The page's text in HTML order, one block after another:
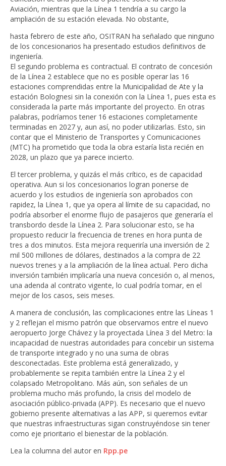
Aviación, mientras que la Línea 1 tendría a su cargo la
ampliación de su estación elevada. No obstante,
hasta febrero de este año, OSITRAN ha señalado que ninguno
de los concesionarios ha presentado estudios definitivos de
ingeniería.
El segundo problema es contractual. El contrato de concesión
de la Línea 2 establece que no es posible operar las 16
estaciones comprendidas entre la Municipalidad de Ate y la
estación Bolognesi sin la conexión con la Línea 1, pues esta es
considerada la parte más importante del proyecto. En otras
palabras, podríamos tener 16 estaciones completamente
terminadas en 2027 y, aun así, no poder utilizarlas. Esto, sin
contar que el Ministerio de Transportes y Comunicaciones
(MTC) ha prometido que toda la obra estaría lista recién en
2028, un plazo que ya parece incierto.
El tercer problema, y quizás el más crítico, es de capacidad
operativa. Aun si los concesionarios logran ponerse de
acuerdo y los estudios de ingeniería son aprobados con
rapidez, la Línea 1, que ya opera al límite de su capacidad, no
podría absorber el enorme flujo de pasajeros que generaría el
transbordo desde la Línea 2. Para solucionar esto, se ha
propuesto reducir la frecuencia de trenes en hora punta de
tres a dos minutos. Esta mejora requeriría una inversión de 2
mil 500 millones de dólares, destinados a la compra de 22
nuevos trenes y a la ampliación de la línea actual. Pero dicha
inversión también implicaría una nueva concesión o, al menos,
una adenda al contrato vigente, lo cual podría tomar, en el
mejor de los casos, seis meses.
A manera de conclusión, las complicaciones entre las Líneas 1
y 2 reflejan el mismo patrón que observamos entre el nuevo
aeropuerto Jorge Chávez y la proyectada Línea 3 del Metro: la
incapacidad de nuestras autoridades para concebir un sistema
de transporte integrado y no una suma de obras
desconectadas. Este problema está generalizado, y
probablemente se repita también entre la Línea 2 y el
colapsado Metropolitano. Más aún, son señales de un
problema mucho más profundo, la crisis del modelo de
asociación público-privada (APP). Es necesario que el nuevo
gobierno presente alternativas a las APP, si queremos evitar
que nuestras infraestructuras sigan construyéndose sin tener
como eje prioritario el bienestar de la población.
Lea la columna del autor en Rpp.pe